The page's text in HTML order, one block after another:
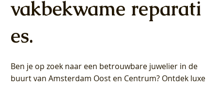
vakbekwame reparati
es.
Ben je op zoek naar een betrouwbare juwelier in de
buurt van Amsterdam Oost en Centrum? Ontdek luxe